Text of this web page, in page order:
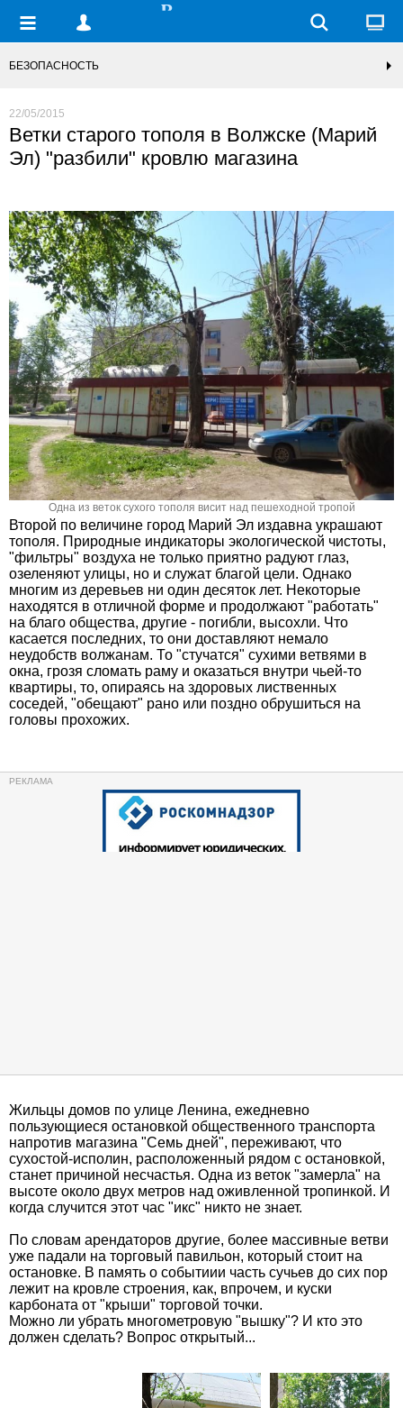
БЕЗОПАСНОСТЬ
22/05/2015
Ветки старого тополя в Волжске (Марий
Эл) "разбили" кровлю магазина
Одна из веток сухого тополя висит над пешеходной тропой
Второй по величине город Марий Эл издавна украшают
тополя. Природные индикаторы экологической чистоты,
"фильтры" воздуха не только приятно радуют глаз,
озеленяют улицы, но и служат благой цели. Однако
многим из деревьев ни один десяток лет. Некоторые
находятся в отличной форме и продолжают "работать"
на благо общества, другие - погибли, высохли. Что
касается последних, то они доставляют немало
неудобств волжанам. То "стучатся" сухими ветвями в
окна, грозя сломать раму и оказаться внутри чьей-то
квартиры, то, опираясь на здоровых лиственных
соседей, "обещают" рано или поздно обрушиться на
головы прохожих.
Жильцы домов по улице Ленина, ежедневно
пользующиеся остановкой общественного транспорта
напротив магазина "Семь дней", переживают, что
сухостой-исполин, расположенный рядом с остановкой,
станет причиной несчастья. Одна из веток "замерла" на
высоте около двух метров над оживленной тропинкой. И
когда случится этот час "икс" никто не знает.
По словам арендаторов другие, более массивные ветви
уже падали на торговый павильон, который стоит на
остановке. В память о событиии часть сучьев до сих пор
лежит на кровле строения, как, впрочем, и куски
карбоната от "крыши" торговой точки.
Можно ли убрать многометровую "вышку"? И кто это
должен сделать? Вопрос открытый...